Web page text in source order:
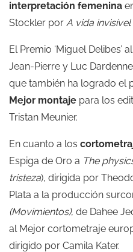
interpretación femenina
Stockler por A vida
El Premio ‘Miguel Delibes’ al
Jean-Pierre y Luc
que también ha logrado el
Mejor montaje para los
Tristan Meunier.
En cuanto a los
Espiga de Oro a The
tristeza), dirigida por
Plata a la producción
(Movimientos), de Dahee
al Mejor cortometraje
dirigido por Camila Kater.